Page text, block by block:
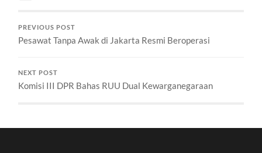
PREVIOUS POST
Pesawat Tanpa Awak di Jakarta Resmi Beroperasi
NEXT POST
Komisi III DPR Bahas RUU Dual Kewarganegaraan